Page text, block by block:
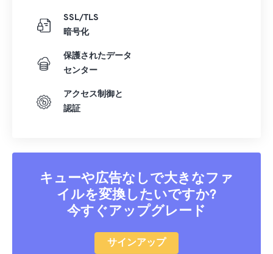
SSL/TLS
暗号化
保護されたデータ
センター
アクセス制御と
認証
キューや広告なしで大きなファ
イルを変換したいですか?
今すぐアップグレード
サインアップ